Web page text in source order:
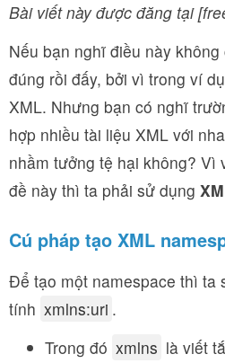
Bài viết này được đăng tại
Nếu bạn nghĩ điều này
đúng rồi đấy, bởi vì trong ví
XML. Nhưng bạn có nghĩ
hợp nhiều tài liệu XML với
nhầm tưởng tệ hại không? Vì
đề này thì ta phải sử dụng
Cú pháp tạo XML
Để tạo một namespace thì ta
tính xmlns:uri .
Trong đó xmlns là viết